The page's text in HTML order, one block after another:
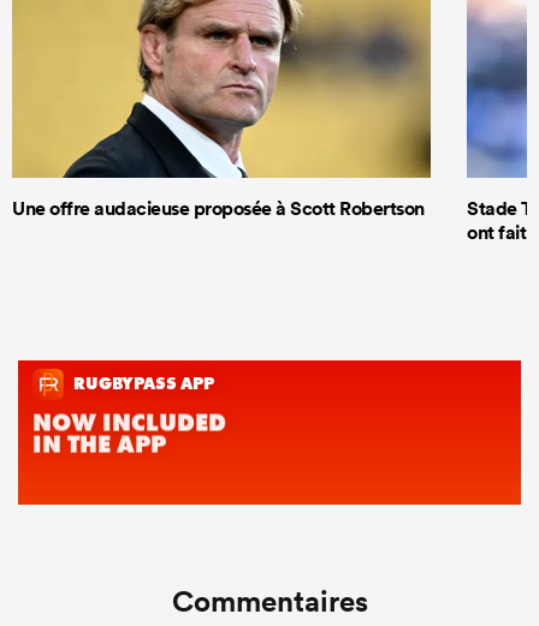
Une offre audacieuse proposée à Scott Robertson
Stade
ont fait
Commentaires